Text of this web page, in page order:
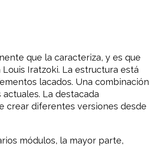
que la caracteriza, y es que
Iratzoki. La estructura está
lacados. Una combinación
La destacada
crear diferentes versiones desde
módulos, la mayor parte,